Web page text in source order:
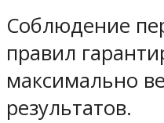
Соблюдение
правил
максимально
результатов.